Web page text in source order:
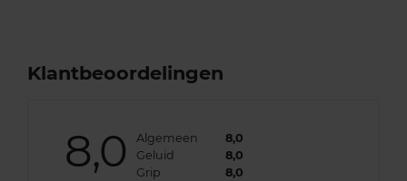
Klantbeoordelingen
8,0 Algemeen
8,0
Geluid
8,0
Grip
8,0